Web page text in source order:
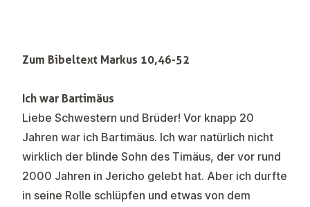
Zum Bibeltext Markus 10,46-52
Ich war Bartimäus
Liebe Schwestern und Brüder! Vor knapp 20
Jahren war ich Bartimäus. Ich war natürlich nicht
wirklich der blinde Sohn des Timäus, der vor rund
2000 Jahren in Jericho gelebt hat. Aber ich durfte
in seine Rolle schlüpfen und etwas von dem